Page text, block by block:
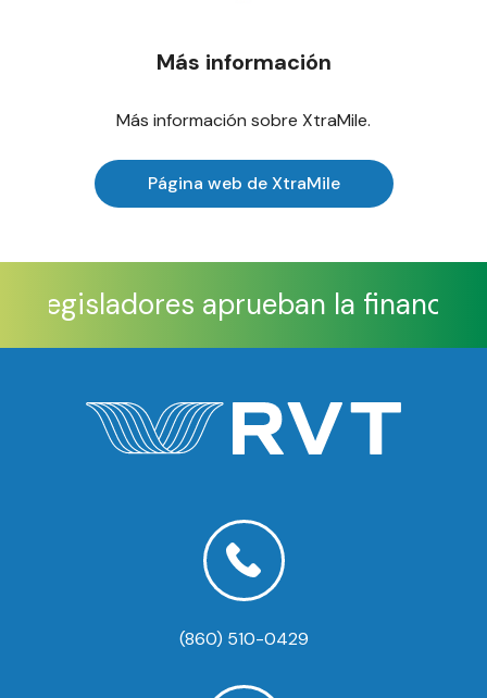
Más información
Más información sobre XtraMile.
Página web de XtraMile
legisladores aprueban la
(860) 510-0429